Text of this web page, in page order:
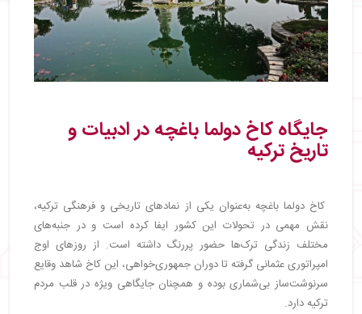
جایگاه کاخ دولما باغچه در ادبیات و
تاریخ ترکیه
کاخ دولما باغچه به‌عنوان یکی از نمادهای تاریخی و فرهنگی ترکیه،
نقش مهمی در تحولات این کشور ایفا کرده است و در جنبه‌های
مختلف زندگی ترک‌ها حضور پررنگ داشته است. از روزهای اوج
امپراتوری عثمانی گرفته تا دوران جمهوری‌خواهی، این کاخ شاهد وقایع
سرنوشت‌ساز بی‌شماری بوده و همچنان جایگاهی ویژه در قلب مردم
ترکیه دارد.